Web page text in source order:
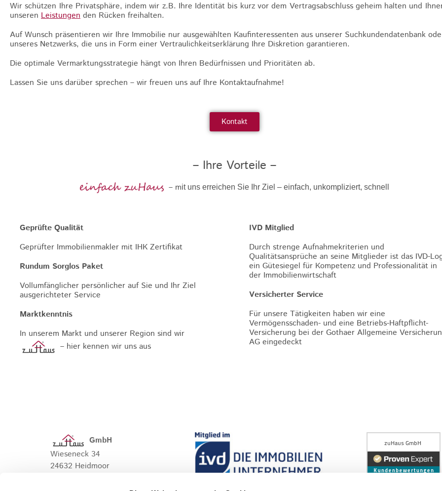
Wir schützen Ihre Privatsphäre, indem wir z.B. Ihre Identität bis kurz vor dem Vertragsabschluss geheim halten und
unseren Leistungen den Rücken freihalten.
Auf Wunsch präsentieren wir Ihre Immobilie nur ausgewählten Kaufinteressenten aus unserer Suchkundendatenbank
unseres Netzwerks, die uns in Form einer Vertraulichkeitserklärung Ihre Diskretion garantieren.
Die optimale Vermarktungsstrategie hängt von Ihren Bedürfnissen und Prioritäten ab.
Lassen Sie uns darüber sprechen – wir freuen uns auf Ihre Kontaktaufnahme!
Kontakt
– Ihre Vorteile –
– mit uns erreichen Sie Ihr Ziel – einfach, unkompliziert, schnell
Geprüfte Qualität
Geprüfter Immobilienmakler mit IHK Zertifikat
Rundum Sorglos Paket
Vollumfänglicher persönlicher auf Sie und Ihr Ziel
ausgerichteter Service
Marktkenntnis
In unserem Markt und unserer Region sind wir
– hier kennen wir uns aus
IVD Mitglied
Durch strenge Aufnahmekriterien und
Qualitätsansprüche an seine Mitglieder ist das IVD-
ein Gütesiegel für Kompetenz und Professionalität in
der Immobilienwirtschaft
Versicherter Service
Für unsere Tätigkeiten haben wir eine
Vermögensschaden- und eine Betriebs-Haftpflicht-
Versicherung bei der Gothaer Allgemeine
AG eingedeckt
GmbH
Wieseneck 34
24632 Heidmoor